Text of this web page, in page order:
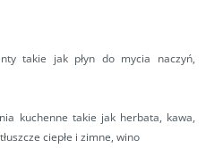
takie jak płyn do mycia naczyń,
kuchenne takie jak herbata, kawa,
ciepłe i zimne, wino